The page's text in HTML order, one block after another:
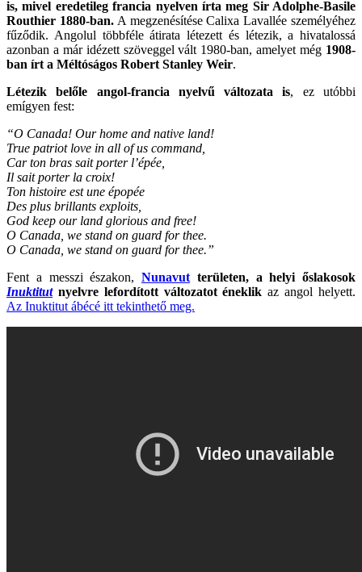
is, mivel eredetileg francia nyelven írta meg Sir Adolphe-Basile
Routhier 1880-ban.A megzenésítése Calixa Lavallée személyéhez
fűződik. Angolul többféle átirata létezett és létezik, a hivatalossá
azonban a már idézett szöveggel vált 1980-ban, amelyet még 1908-
ban írt a Méltóságos Robert Stanley Weir.
Létezik belőle angol-francia nyelvű változata is, ez utóbbi
emígyen fest:
“O Canada! Our home and native land!
True patriot love in all of us command,
Car ton bras sait porter l’épée,
Il sait porter la croix!
Ton histoire est une épopée
Des plus brillants exploits,
God keep our land glorious and free!
O Canada, we stand on guard for thee.
O Canada, we stand on guard for thee.”
Fent a messzi északon, Nunavut területen, a helyi őslakosok
Inuktitutnyelvre lefordított változatot éneklik az angol helyett.
Az Inuktitut ábécé itt tekinthető meg.